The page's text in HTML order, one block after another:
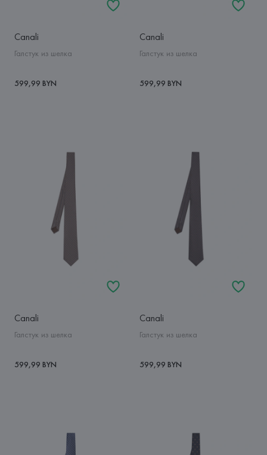
Canali
Галстук из шелка
599,99 BYN
Canali
Галстук из шелка
599,99 BYN
Canali
Галстук из шелка
599,99 BYN
Canali
Галстук из шелка
599,99 BYN